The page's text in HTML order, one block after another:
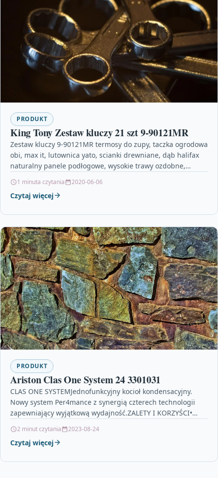
PRODUKT
King Tony Zestaw kluczy 21 szt 9-90121MR
Zestaw kluczy 9-90121MR termosy do zupy, taczka ogrodowa
obi, max it, lutownica yato, scianki drewniane, dąb halifax
naturalny panele podłogowe, wysokie trawy ozdobne,
1 minuta czytania 2020-06-06
Czytaj więcej
PRODUKT
Ariston Clas One System 24 3301031
CLAS ONE SYSTEMJednofunkcyjny kocioł kondensacyjny.
Nowy system Per4mance z synergią czterech technologii
zapewniający wyjątkową wydajność.ZALETY I KORZYŚCI•
2 minut czytania 2023-08-24
Czytaj więcej